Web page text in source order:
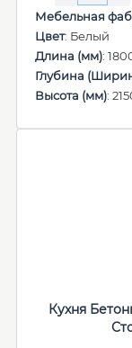
Мебельная
Цвет: Белый
Длина (мм):
Глубина
Высота (мм):
Кухня